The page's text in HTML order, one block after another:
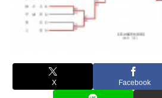
X Facebook